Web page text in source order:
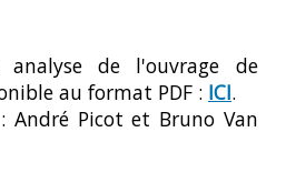
de l'ouvrage de
au format PDF : ICI.
André Picot et Bruno Van